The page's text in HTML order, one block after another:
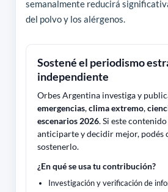
semanalmente reducirá
del polvo y los alérgenos.
Sostené el periodismo
independiente
Orbes Argentina investiga y
emergencias,clima extremo,
escenarios 2026. Si este
anticiparte y decidir mejor,
sostenerlo.
¿En qué se usa tu contribución?
Investigación y verificación de